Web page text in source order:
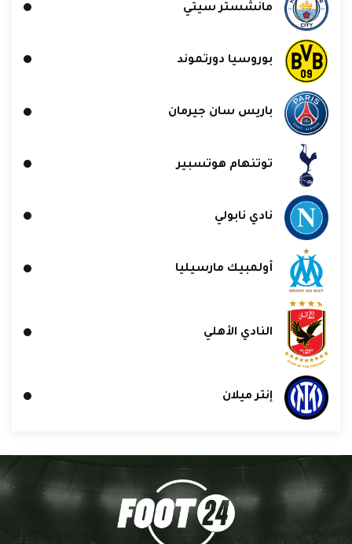
مانشستر سيتي
بوروسيا دورتموند
باريس سان جيرمان
توتنهام هوتسبير
نادي نابولي
أولمبيك مارسيليا
النادي الأهلي
إنتر ميلان